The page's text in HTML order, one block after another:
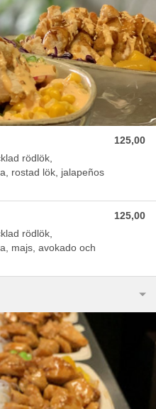
rödlök,
rostad lök, jalapeños
125,00
rödlök,
majs, avokado och
125,00